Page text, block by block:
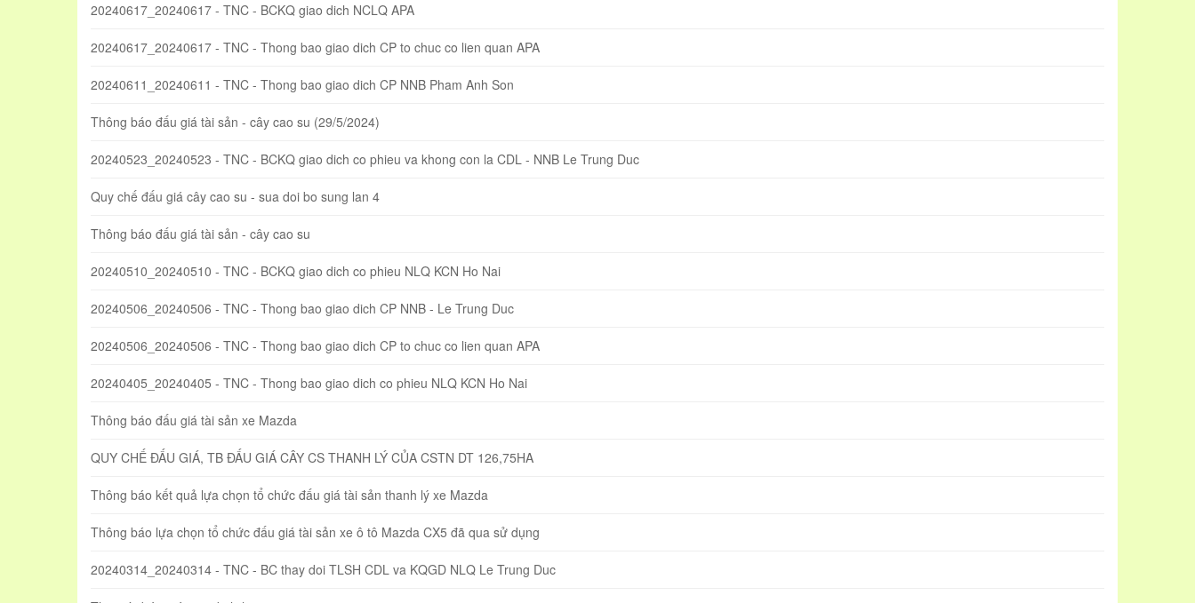
20240617_20240617 - TNC - BCKQ giao dich NCLQ APA
20240617_20240617 - TNC - Thong bao giao dich CP to chuc co lien quan APA
20240611_20240611 - TNC - Thong bao giao dich CP NNB Pham Anh Son
Thông báo đấu giá tài sản - cây cao su (29/5/2024)
20240523_20240523 - TNC - BCKQ giao dich co phieu va khong con la CDL - NNB Le Trung Duc
Quy chế đấu giá cây cao su - sua doi bo sung lan 4
Thông báo đấu giá tài sản - cây cao su
20240510_20240510 - TNC - BCKQ giao dich co phieu NLQ KCN Ho Nai
20240506_20240506 - TNC - Thong bao giao dich CP NNB - Le Trung Duc
20240506_20240506 - TNC - Thong bao giao dich CP to chuc co lien quan APA
20240405_20240405 - TNC - Thong bao giao dich co phieu NLQ KCN Ho Nai
Thông báo đấu giá tài sản xe Mazda
QUY CHẾ ĐẤU GIÁ, TB ĐẤU GIÁ CÂY CS THANH LÝ CỦA CSTN DT 126,75HA
Thông báo kết quả lựa chọn tổ chức đấu giá tài sản thanh lý xe Mazda
Thông báo lựa chọn tổ chức đấu giá tài sản xe ô tô Mazda CX5 đã qua sử dụng
20240314_20240314 - TNC - BC thay doi TLSH CDL va KQGD NLQ Le Trung Duc